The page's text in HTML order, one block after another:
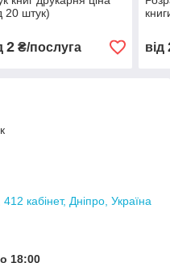
20 штук)
2₴/послуга від
кабінет, Дніпро, Україна
18:00